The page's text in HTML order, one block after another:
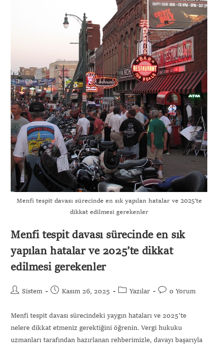
Menfi tespit davası sürecinde en sık yapılan hatalar ve 2025’te
dikkat edilmesi gerekenler
Menfi tespit davası sürecinde en sık
yapılan hatalar ve 2025’te dikkat
edilmesi gerekenler
Sistem Kasım 26, 2025 Yazılar 0 Yorum
Menfi tespit davası sürecindeki yaygın hataları ve 2025'te
nelere dikkat etmeniz gerektiğini öğrenin. Vergi hukuku
uzmanları tarafından hazırlanan rehberimizle, davayı başarıyla